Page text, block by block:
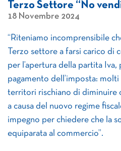
Terzo Settore “No
18 Novembre 2024
“Riteniamo incomprensibile
Terzo settore a farsi carico di
per l’apertura della partita
pagamento dell’imposta:
territori rischiano di diminuire
a causa del nuovo regime
impegno per chiedere che la
equiparata al commercio”.